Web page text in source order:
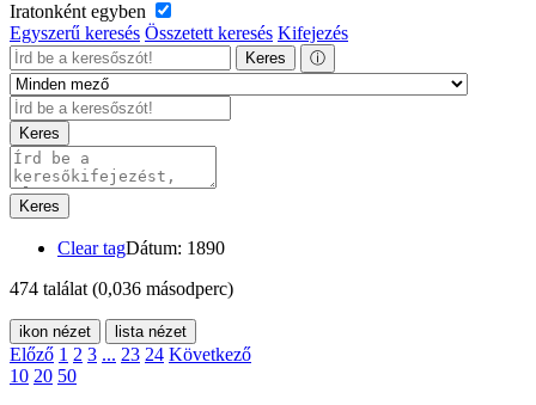
Iratonként egyben
Egyszerű keresés Összetett keresés Kifejezés
Keres ⓘ
Keres
Keres
Clear tagDátum: 1890
474 találat (0,036 másodperc)
ikon nézet lista nézet
Előző 1 2 3 ... 23 24 Következő
10 20 50